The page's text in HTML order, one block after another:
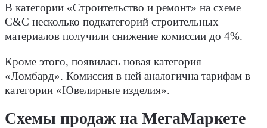
В категории «Строительство и ремонт» на схеме
C&C несколько подкатегорий строительных
материалов получили снижение комиссии до 4%.
Кроме этого, появилась новая категория
«Ломбард». Комиссия в ней аналогична тарифам в
категории «Ювелирные изделия».
Схемы продаж на МегаМаркете